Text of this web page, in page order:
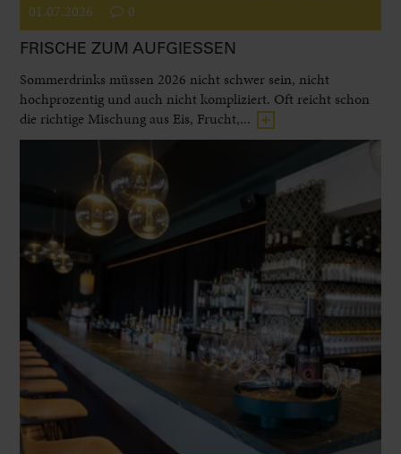
01.07.2026 0
FRISCHE ZUM AUFGIESSEN
Sommerdrinks müssen 2026 nicht schwer sein, nicht
hochprozentig und auch nicht kompliziert. Oft reicht schon
die richtige Mischung aus Eis, Frucht,...